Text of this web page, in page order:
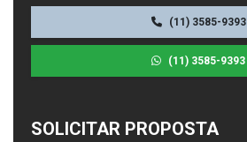
(11) 3585-9393
(11) 3585-9393
SOLICITAR PROPOSTA